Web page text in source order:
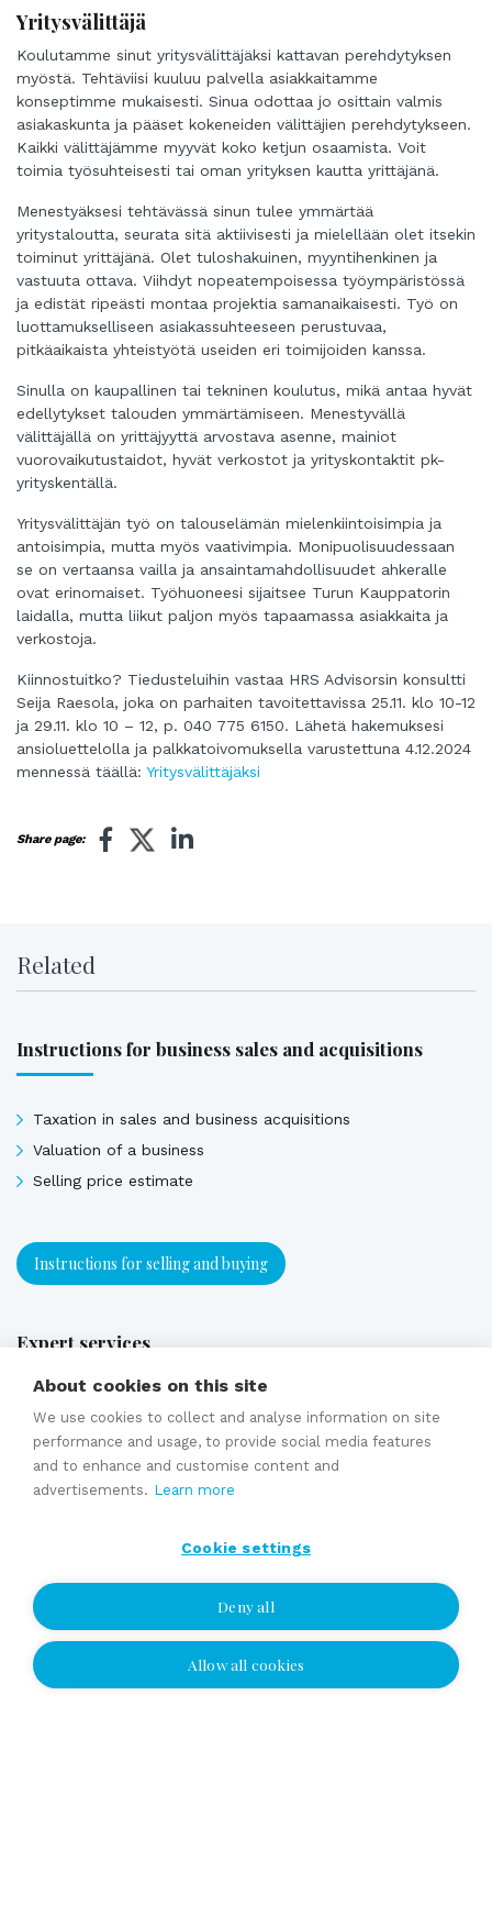
Yritysvälittäjä
Koulutamme sinut yritysvälittäjäksi kattavan perehdytyksen
myöstä. Tehtäviisi kuuluu palvella asiakkaitamme
konseptimme mukaisesti. Sinua odottaa jo osittain valmis
asiakaskunta ja pääset kokeneiden välittäjien perehdytykseen.
Kaikki välittäjämme myyvät koko ketjun osaamista. Voit
toimia työsuhteisesti tai oman yrityksen kautta yrittäjänä.
Menestyäksesi tehtävässä sinun tulee ymmärtää
yritystaloutta, seurata sitä aktiivisesti ja mielellään olet itsekin
toiminut yrittäjänä. Olet tuloshakuinen, myyntihenkinen ja
vastuuta ottava. Viihdyt nopeatempoisessa työympäristössä
ja edistät ripeästi montaa projektia samanaikaisesti. Työ on
luottamukselliseen asiakassuhteeseen perustuvaa,
pitkäaikaista yhteistyötä useiden eri toimijoiden kanssa.
Sinulla on kaupallinen tai tekninen koulutus, mikä antaa hyvät
edellytykset talouden ymmärtämiseen. Menestyvällä
välittäjällä on yrittäjyyttä arvostava asenne, mainiot
vuorovaikutustaidot, hyvät verkostot ja yrityskontaktit pk-
yrityskentällä.
Yritysvälittäjän työ on talouselämän mielenkiintoisimpia ja
antoisimpia, mutta myös vaativimpia. Monipuolisuudessaan
se on vertaansa vailla ja ansaintamahdollisuudet ahkeralle
ovat erinomaiset. Työhuoneesi sijaitsee Turun Kauppatorin
laidalla, mutta liikut paljon myös tapaamassa asiakkaita ja
verkostoja.
Kiinnostuitko? Tiedusteluihin vastaa HRS Advisorsin konsultti
Seija Raesola, joka on parhaiten tavoitettavissa 25.11. klo 10-12
ja 29.11. klo 10 – 12, p. 040 775 6150. Lähetä hakemuksesi
ansioluettelolla ja palkkatoivomuksella varustettuna 4.12.2024
mennessä täällä: Yritysvälittäjäksi
Share page:
Related
Instructions for business sales and acquisitions
Taxation in sales and business acquisitions
Valuation of a business
Selling price estimate
Instructions for selling and buying
Expert services
Brokering a business sale
Succession and family business services
Valuation
Expert services
I wish to be contacted
About cookies on this site
We use cookies to collect and analyse information on site
performance and usage, to provide social media features
and to enhance and customise content and
advertisements. Learn more
Cookie settings
Deny all
Allow all cookies